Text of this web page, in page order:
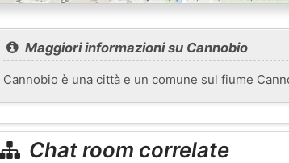
Maggiori informazioni su Cannobio
Cannobio è una città e un comune sul fiume
Chat room correlate